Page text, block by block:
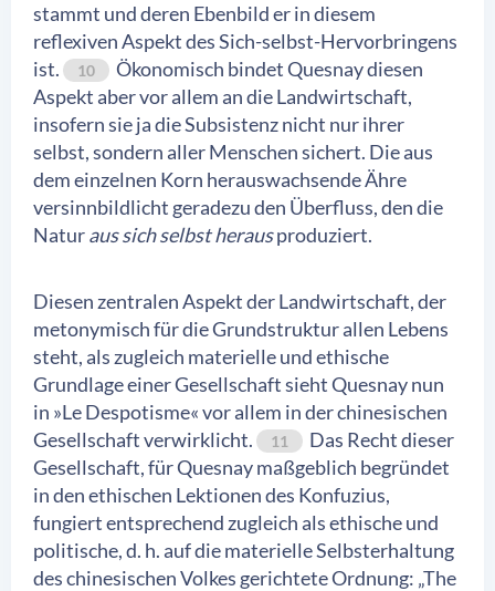
stammt und deren Ebenbild er in diesem
reflexiven Aspekt des Sich-selbst-Hervorbringens
ist.
10
Ökonomisch bindet Quesnay diesen
Aspekt aber vor allem an die Landwirtschaft,
insofern sie ja die Subsistenz nicht nur ihrer
selbst, sondern aller Menschen sichert. Die aus
dem einzelnen Korn herauswachsende Ähre
versinnbildlicht geradezu den Überfluss, den die
Naturaus sich selbst herausproduziert.
Diesen zentralen Aspekt der Landwirtschaft, der
metonymisch für die Grundstruktur allen Lebens
steht, als zugleich materielle und ethische
Grundlage einer Gesellschaft sieht Quesnay nun
in »Le Despotisme« vor allem in der chinesischen
Gesellschaft verwirklicht.
11
Das Recht dieser
Gesellschaft, für Quesnay maßgeblich begründet
in den ethischen Lektionen des Konfuzius,
fungiert entsprechend zugleich als ethische und
politische, d. h. auf die materielle Selbsterhaltung
des chinesischen Volkes gerichtete Ordnung: „The